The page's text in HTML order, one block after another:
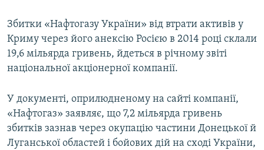
Усі сайти RFE/RL
Збитки «Нафтогазу України» від втрати активів у
Криму через його анексію Росією в 2014 році склали
19,6 мільярда гривень, йдеться в річному звіті
національної акціонерної компанії.
У документі, оприлюдненому на сайті компанії,
«Нафтогаз» заявляє, що 7,2 мільярда гривень
збитків зазнав через окупацію частини Донецької й
Луганської областей і бойових дій на сході України,